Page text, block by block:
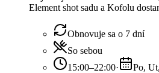
Element shot sadu a Kofolu
Obnovuje sa o 7 dní
So sebou
15:00–22:00· Po,